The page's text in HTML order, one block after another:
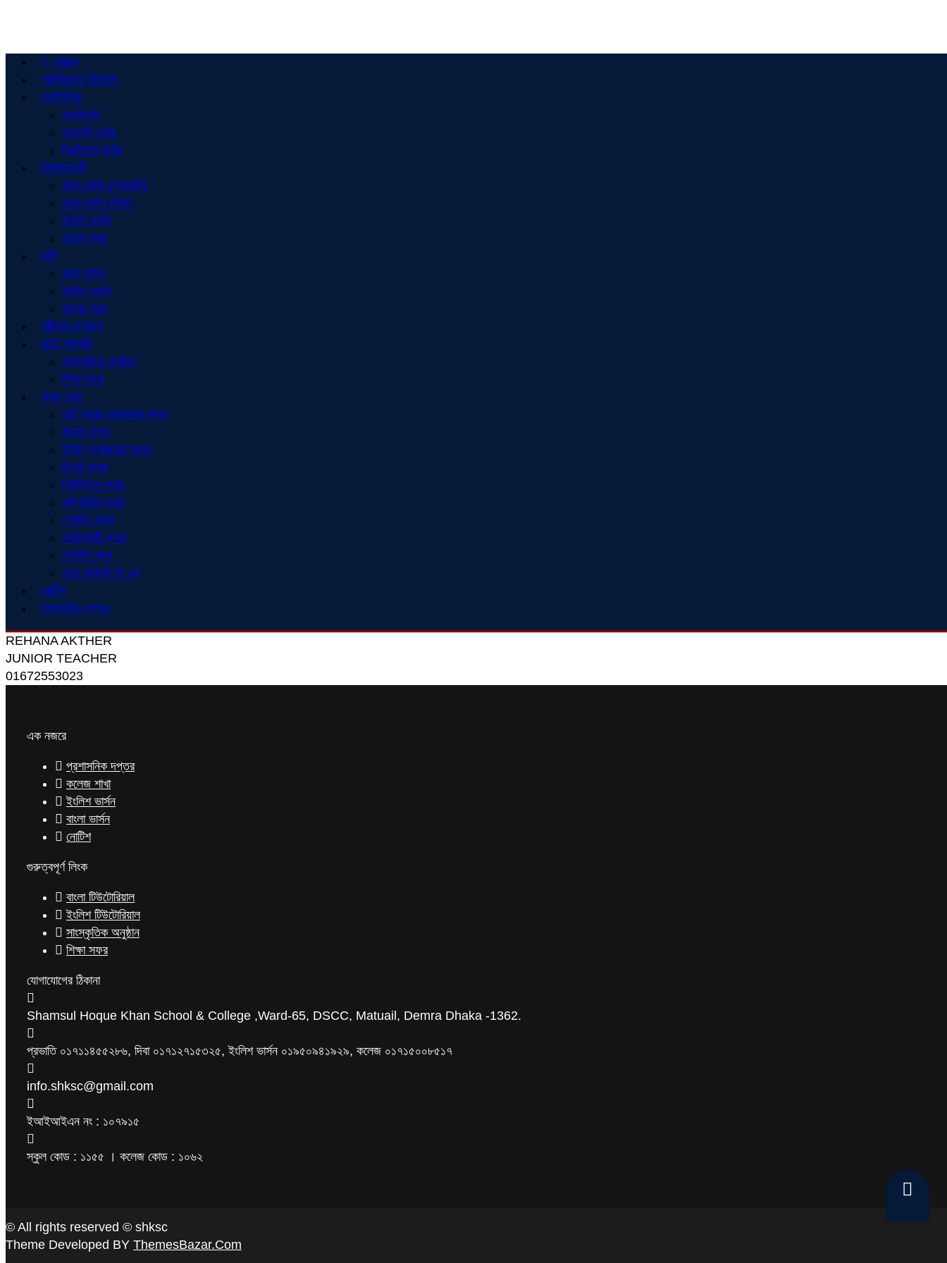
প্রচ্ছদ
প্রতিষ্ঠানের ইতিহাস
প্রশাসনিক
গভর্নিংবডি
সভাপতি কর্নার
প্রিন্সিপাল কর্নার
শিক্ষকমন্ডলী
বাংলা ভার্সন (প্রভাতি)
বাংলা ভার্সন (দিবা)
ইংলিশ ভার্সন
কলেজ শাখা
ভর্তি
বাংলা ভার্সন
ইংলিশ ভার্সন
কলেজ শাখা
পরীক্ষার ফলাফল
ফটো গ্যালারি
সাংস্কৃতিক অনুষ্ঠান
শিক্ষা সফর
ক্লাব সমূহ
আর্ট অ্যান্ড কালচারাল ক্লাব
সায়েন্স ক্লাব
ইংলিশ ল্যাঙ্গুয়েজ ক্লাব
ডিবেট ক্লাব
নিউট্রিশন ক্লাব
কম্পিউটার ক্লাব
স্পোর্টস ক্লাব
ফটোগ্রাফী ক্লাব
স্কাউট গ্রুপ
এইচ ডব্লিউ পি এল
নোটিশ
প্রশাসনিক দপ্তর
REHANA AKTHER
JUNIOR TEACHER
01672553023
এক নজরে
প্রশাসনিক দপ্তর
কলেজ শাখা
ইংলিশ ভার্সন
বাংলা ভার্সন
নোটিশ
গুরুত্বপূর্ণ লিংক
বাংলা টিউটোরিয়াল
ইংলিশ টিউটোরিয়াল
সাংস্কৃতিক অনুষ্ঠান
শিক্ষা সফর
যোগাযোগের ঠিকানা
Shamsul Hoque Khan School & College ,Ward-65, DSCC, Matuail, Demra Dhaka -1362.
প্রভাতি ০১৭১১৪৫৫২৮৬, দিবা ০১৭১২৭১৫৩২৫, ইংলিশ ভার্সন ০১৯৫০৯৪১৯২৯, কলেজ ০১৭১৫০০৮৫১৭
info.shksc@gmail.com
ইআইআইএন নং : ১০৭৯১৫
স্কুল কোড : ১১৫৫ । কলেজ কোড : ১০৬২
© All rights reserved © shksc
Theme Developed BY ThemesBazar.Com